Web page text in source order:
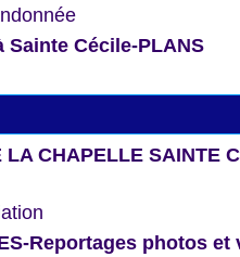
Sainte Cécile-PLANS
LA CHAPELLE SAINTE
Reportages photos et